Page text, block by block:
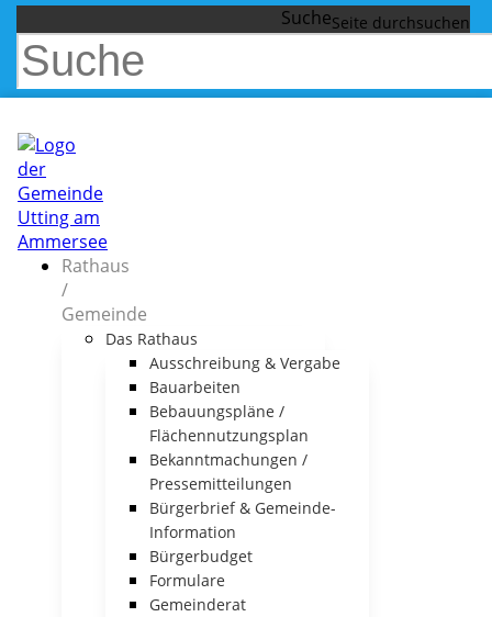
Suche
Rathaus
/
Gemeinde
Das Rathaus
Ausschreibung & Vergabe
Bauarbeiten
Bebauungspläne /
Flächennutzungsplan
Bekanntmachungen /
Pressemitteilungen
Bürgerbrief & Gemeinde-
Information
Bürgerbudget
Formulare
Gemeinderat